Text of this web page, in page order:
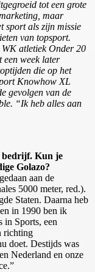
tot een grote
maar
sport als zijn missie
van topsport.
atletiek Onder 20
een week later
die op het
Knowhow XL
gevolgen van de
“Ik heb alles aan
bedrijf. Kun je
Golazo?
aan de
5000 meter, red.).
Staten. Daarna heb
in 1990 ben ik
in Sports, een
richting
doet. Destijds was
Nederland en onze